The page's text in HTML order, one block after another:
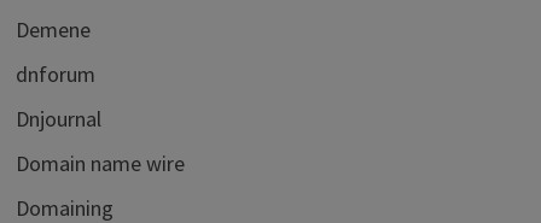
Demene
dnforum
Dnjournal
Domain name wire
Domaining